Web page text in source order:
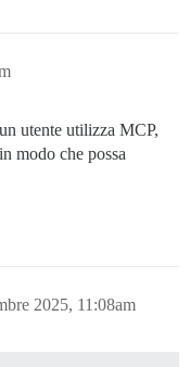
utente utilizza MCP,
modo che possa
2025, 11:08am